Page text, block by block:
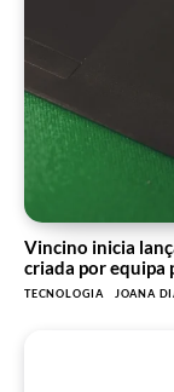
Vincino inicia
criada por equipa
TECNOLOGIA JOANA